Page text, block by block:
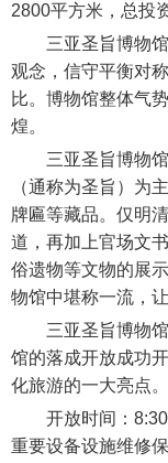
2800平方米，总投
三亚圣旨博物馆
观念，信守平衡对
比。博物馆整体气
煌。
三亚圣旨博物馆
（通称为圣旨）为
牌匾等藏品。仅明
道，再加上官场文
俗遗物等文物的展
物馆中堪称一流，
三亚圣旨博物馆
馆的落成开放成功
化旅游的一大亮点。
开放时间：
重要设备设施维修